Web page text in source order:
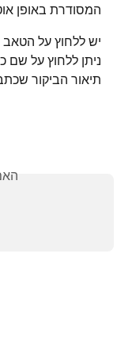
המסודרת באופן
יש ללחוץ על הטאב
ניתן ללחוץ על שם
תיאור הביקור